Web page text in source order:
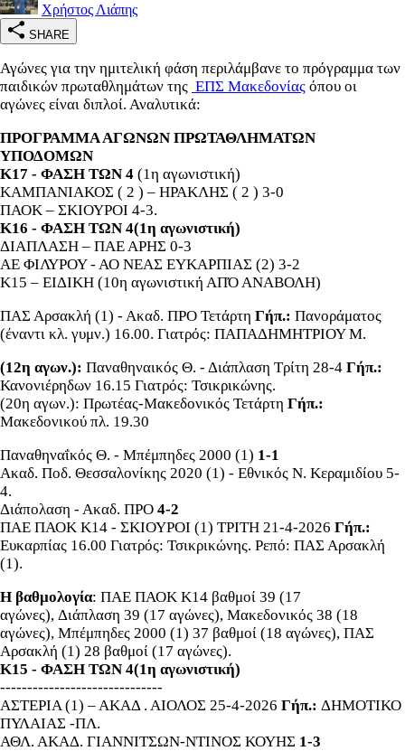
Χρήστος Λιάπης
SHARE
Αγώνες για την ημιτελική φάση περιλάμβανε το πρόγραμμα των
παιδικών πρωταθλημάτων της ΕΠΣ Μακεδονίας όπου οι
αγώνες είναι διπλοί. Αναλυτικά:
ΠΡΟΓΡΑΜΜΑ ΑΓΩΝΩΝ ΠΡΩΤΑΘΛΗΜΑΤΩΝ
ΥΠΟΔΟΜΩΝ
Κ17 - ΦΑΣΗ ΤΩΝ 4 (1η αγωνιστική)
ΚΑΜΠΑΝΙΑΚΟΣ ( 2 ) – ΗΡΑΚΛΗΣ ( 2 ) 3-0
ΠΑΟΚ – ΣΚΙΟΥΡΟΙ 4-3.
Κ16 - ΦΑΣΗ ΤΩΝ 4(1η αγωνιστική)
ΔΙΑΠΛΑΣΗ – ΠΑΕ ΑΡΗΣ 0-3
ΑΕ ΦΙΛΥΡΟΥ - ΑΟ ΝΕΑΣ ΕΥΚΑΡΠΙΑΣ (2) 3-2
Κ15 – ΕΙΔΙΚΗ (10η αγωνιστική ΑΠΌ ΑΝΑΒΟΛΗ)
ΠΑΣ Αρσακλή (1) - Ακαδ. ΠΡΟ Τετάρτη Γήπ.: Πανοράματος
(έναντι κλ. γυμν.) 16.00. Γιατρός: ΠΑΠΑΔΗΜΗΤΡΙΟΥ Μ.
(12η αγων.): Παναθηναικός Θ. - Διάπλαση Τρίτη 28-4 Γήπ.:
Κανονιέρηδων 16.15 Γιατρός: Τσικρικώνης.
(20η αγων.): Πρωτέας-Μακεδονικός Τετάρτη Γήπ.:
Μακεδονικού πλ. 19.30
Παναθηναΐκός Θ. - Μπέμπηδες 2000 (1) 1-1
Ακαδ. Ποδ. Θεσσαλονίκης 2020 (1) - Εθνικός Ν. Κεραμιδίου 5-
4.
Διάπολαση - Ακαδ. ΠΡΟ 4-2
ΠΑΕ ΠΑΟΚ Κ14 - ΣΚΙΟΥΡΟΙ (1) ΤΡΙΤΗ 21-4-2026 Γήπ.:
Ευκαρπίας 16.00 Γιατρός: Τσικρικώνης. Ρεπό: ΠΑΣ Αρσακλή
(1).
Η βαθμολογία: ΠΑΕ ΠΑΟΚ Κ14 βαθμοί 39 (17
αγώνες), Διάπλαση 39 (17 αγώνες), Μακεδονικός 38 (18
αγώνες), Μπέμπηδες 2000 (1) 37 βαθμοί (18 αγώνες), ΠΑΣ
Αρσακλή (1) 28 βαθμοί (17 αγώνες).
Κ15 - ΦΑΣΗ ΤΩΝ 4(1η αγωνιστική)
------------------------------
ΑΣΤΕΡΙΑ (1) – ΑΚΑΔ . ΑΙΟΛΟΣ 25-4-2026 Γήπ.: ΔΗΜΟΤΙΚΟ
ΠΥΛΑΙΑΣ -ΠΛ.
ΑΘΛ. ΑΚΑΔ. ΓΙΑΝΝΙΤΣΩΝ-ΝΤΙΝΟΣ ΚΟΥΗΣ 1-3